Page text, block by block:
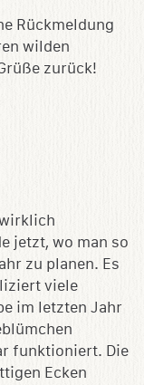
Rückmeldung
wilden
zurück!
jetzt, wo man so
zu planen. Es
viele
im letzten Jahr
funktioniert. Die
Ecken